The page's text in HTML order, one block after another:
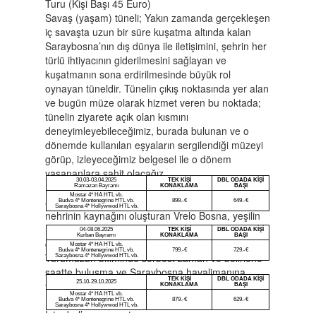
Turu (Kişi Başı 45 Euro)
Savaş (yaşam) tüneli; Yakın zamanda gerçekleşen
iç savaşta uzun bir süre kuşatma altında kalan
Saraybosna’nın dış dünya ile iletişimini, şehrin her
türlü ihtiyacının giderilmesini sağlayan ve
kuşatmanın sona erdirilmesinde büyük rol
oynayan tüneldir. Tünelin çıkış noktasında yer alan
ve bugün müze olarak hizmet veren bu noktada;
tünelin ziyarete açık olan kısmını
deneyimleyebileceğimiz, burada bulunan ve o
dönemde kullanılan eşyaların sergilendiği müzeyi
görüp, izleyeceğimiz belgesel ile o dönem
yaşananlara şahit olacağız.
Daha sonrasında Igman Dağı’nın eteklerinde yer
alan Vrelo Bosna Milli Parkına gidiyoruz. Bosna
nehrinin kaynağını oluşturan Vrelo Bosna, yeşilin
her tonunu barındıran, içinde dereler, şelaleler,
göletlerin yer aldığı doğa harikası bir milli parktır.
Turumuzun bitiminde serbest zaman ve belirlene
saatte buluşma ve Saraybosna havalimanına
transfer. Check in işlemleri ardından Pegasus
Havayollarının tarifeli seferi ile İstanbul’a hareket.
30.03-03.04.2025
Ramazan Bayramı
TEK KİŞİ
KONAKLAMA
DBL ODADA KİŞİ
BAŞI
Mostar 4* HA HTL vb.
Budva 4* Montenegrine HTL vb.
Saraybosna 4* Hollywwod HTL vb.
899.-€ 649.-€
04-08.06.2025
Kurban Bayramı
TEK KİŞİ
KONAKLAMA
DBL ODADA KİŞİ
BAŞI
Mostar 4* HA HTL vb.
Budva 4* Montenegrine HTL vb.
Saraybosna 4* Hollywwod HTL vb.
799.-€ 729.-€
25.10-29.10.2025
TEK KİŞİ
KONAKLAMA
DBL ODADA KİŞİ
BAŞI
Mostar 4* HA HTL vb.
Budva 4* Montenegrine HTL vb.
Saraybosna 4* Hollywwod HTL vb.
879.-€ 629.-€